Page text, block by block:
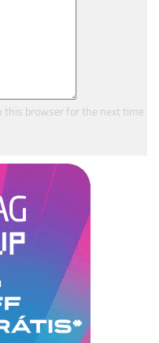
this browser for the next time